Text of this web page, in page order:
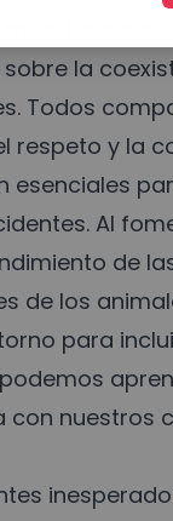
la
Todos
respeto y la
esenciales
Al
de
de los
para
con nuestros